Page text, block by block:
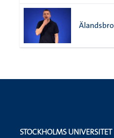
Älandsbro
STOCKHOLMS UNIVERSITET